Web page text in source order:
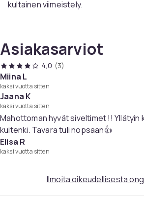
kultainen viimeistely.
Litteä kabuki-harja -
tuotteiden levittämiseen tasaisille
otsaan ja poskiin.
Pyöreä kabuki-harja -
sekoittamiseen suoraan iholle.
Kulmikas kabuki-harja -
tai aurinkopuuterin kiillottamiseen
Kapeneva kabuki-harja -
meikkivoiteen levittämiseen
nenän, suun ja silmien ympärille.
sekoittamiseen kaikilla kasvojen
hyvä poskipäissä sekä nenän
Asiakasarviot
4,0 (3)
Miina L
kaksi vuotta sitten
Jaana K
kaksi vuotta sitten
Mahottoman hyvät siveltimet !! Yllätyin
kuitenki. Tavara tuli nopsaan👍
Elisa R
kaksi vuotta sitten
Ilmoita oikeudellisesta